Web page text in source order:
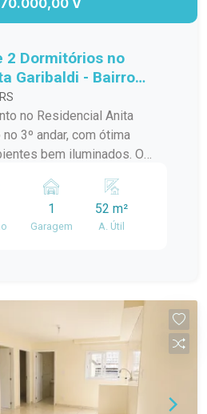
V
2 Dormitórios no
Garibaldi - Bairro
no Residencial Anita
3º andar, com ótima
bem iluminados. O
e banheiro social,
e praticidade para o dia a
fácil acesso a
farmácias, transporte
Ideal para quem
localização e excelente
1
Garagem
52 m²
A. Útil